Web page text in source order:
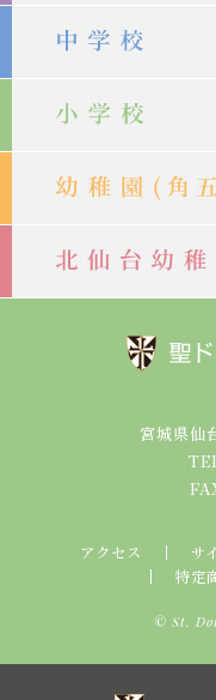
宮城県仙
アクセス サ
特定
© St.